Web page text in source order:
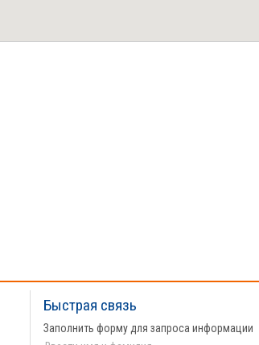
Быстрая связь
Заполнить форму для запроса информации